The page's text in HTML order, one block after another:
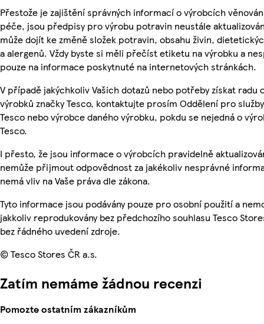
Přestože je zajištění správných informací o výrobcích
péče, jsou předpisy pro výrobu potravin neustále
může dojít ke změně složek potravin, obsahu živin,
a alergenů. Vždy byste si měli přečíst etiketu na výrobku a
pouze na informace poskytnuté na internetových stránkách.
V případě jakýchkoliv Vašich dotazů nebo potřeby získat radu
výrobků značky Tesco, kontaktujte prosím Oddělení pro
Tesco nebo výrobce daného výrobku, pokdu se nejedná o
Tesco.
I přesto, že jsou informace o výrobcích pravidelně
nemůže přijmout odpovědnost za jakékoliv nesprávné
nemá vliv na Vaše práva dle zákona.
Tyto informace jsou podávány pouze pro osobní použití a
jakkoliv reprodukovány bez předchozího souhlasu Tesco
bez řádného uvedení zdroje.
© Tesco Stores ČR a.s.
Zatím nemáme žádnou recenzi
Pomozte ostatním zákazníkům